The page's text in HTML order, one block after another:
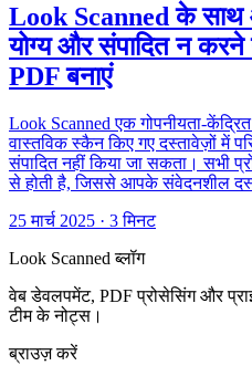
Look Scanned के साथ
योग्य और संपादित न
PDF बनाएं
Look Scanned एक गोपनीयता-
वास्तविक स्कैन किए गए दस्तावेज़ों में
संपादित नहीं किया जा सकता। सभी
से होती है, जिससे आपके संवेदनशील
25 मार्च 2025 · 3 मिनट
Look Scanned ब्लॉग
वेब डेवलपमेंट, PDF प्रोसेसिंग और
टीम के नोट्स।
ब्राउज़ करें